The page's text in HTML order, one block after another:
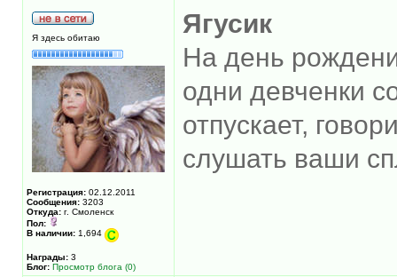
Я здесь обитаю
Регистрация: 02.12.2011
Сообщения: 3203
Откуда: г. Смоленск
Пол:
В наличии: 1,694
Награды: 3
Блог: Просмотр блога (0)
Ягусик
На день
одни девченки
отпускает,
слушать ваши